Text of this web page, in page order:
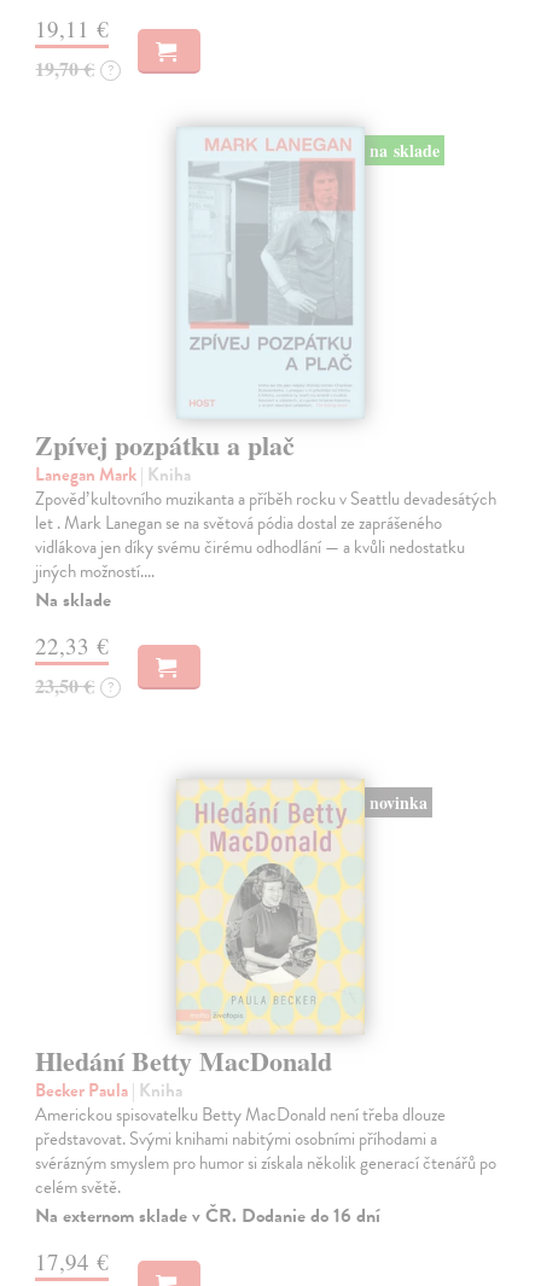
19,11 €
19,70 € ?
na sklade
Zpívej pozpátku a plač
Lanegan Mark| Kniha
Zpověď kultovního muzikanta a příběh rocku v Seattlu devadesátých
let . Mark Lanegan se na světová pódia dostal ze zaprášeného
vidlákova jen díky svému čirému odhodlání — a kvůli nedostatku
jiných možností.…
Na sklade
22,33 €
23,50 € ?
novinka
Hledání Betty MacDonald
Becker Paula| Kniha
Americkou spisovatelku Betty MacDonald není třeba dlouze
představovat. Svými knihami nabitými osobními příhodami a
svérázným smyslem pro humor si získala několik generací čtenářů po
celém světě.
Na externom sklade v ČR. Dodanie do 16 dní
17,94 €